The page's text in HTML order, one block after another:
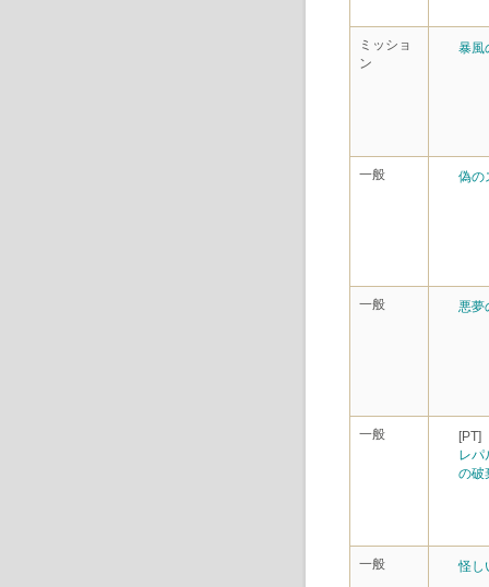
ミッショ
ン
暴風
一般 偽の
一般 悪夢
一般
[PT]
レパ
の破
一般 怪し